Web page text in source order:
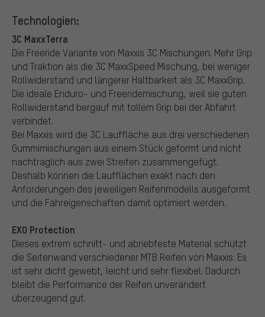
Technologien:
3C MaxxTerra
Die Freeride Variante von Maxxis 3C Mischungen. Mehr Grip
und Traktion als die 3C MaxxSpeed Mischung, bei weniger
Rollwiderstand und längerer Haltbarkeit als 3C MaxxGrip.
Die ideale Enduro- und Freeridemischung, weil sie guten
Rollwiderstand bergauf mit tollem Grip bei der Abfahrt
verbindet.
Bei Maxxis wird die 3C Lauffläche aus drei verschiedenen
Gummimischungen aus einem Stück geformt und nicht
nachträglich aus zwei Streifen zusammengefügt.
Deshalb können die Laufflächen exakt nach den
Anforderungen des jeweiligen Reifenmodells ausgeformt
und die Fahreigenschaften damit optimiert werden.
EXO Protection
Dieses extrem schnitt- und abriebfeste Material schützt
die Seitenwand verschiedener MTB Reifen von Maxxis. Es
ist sehr dicht gewebt, leicht und sehr flexibel. Dadurch
bleibt die Performance der Reifen unverändert
überzeugend gut.